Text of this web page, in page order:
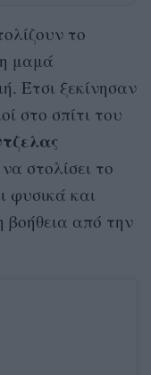
το
μαμά
Έτσι ξεκίνησαν
στο σπίτι του
στολίσει το
φυσικά και
βοήθεια από την